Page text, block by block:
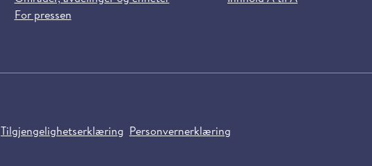
For pressen
Tilgjengelighetserklæring Personvernerklæring